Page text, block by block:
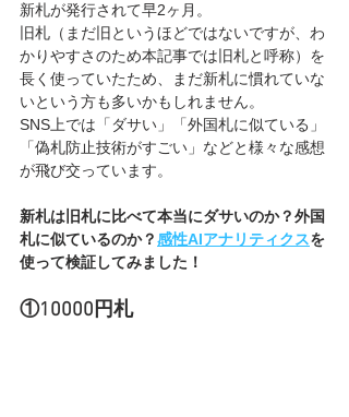
新札が発行されて早2ヶ月。
旧札（まだ旧というほどではないですが、わ
かりやすさのため本記事では旧札と呼称）を
長く使っていたため、まだ新札に慣れていな
いという方も多いかもしれません。
SNS上では「ダサい」「外国札に似ている」
「偽札防止技術がすごい」などと様々な感想
が飛び交っています。
新札は旧札に比べて本当にダサいのか？外国
札に似ているのか？感性AIアナリティクスを
使って検証してみました！
①10000円札